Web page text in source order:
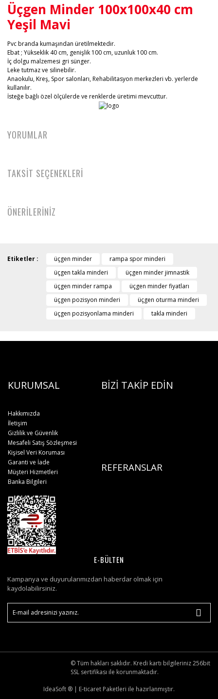
Üçgen Minder 100x100x40 cm
Yeşil Mavi
Pvc branda kumaşından üretilmektedir.
Ebat ; Yükseklik 40 cm, genişlik 100 cm, uzunluk 100 cm.
İç dolgu malzemesi gri sünger.
Leke tutmaz ve silinebilir.
Anaokulu, Kreş, Spor salonları, Rehabilitasyon merkezleri vb. yerlerde
kullanılır.
İsteğe bağlı özel ölçülerde ve renklerde üretimi mevcuttur.
YORUMLAR
TAKSİT SEÇENEKLERİ
ÖNERİLERİNİZ
Etiketler : üçgen minder
rampa spor minderi
üçgen takla minderi
üçgen minder jimnastik
üçgen minder rampa
üçgen minder fiyatları
üçgen pozisyon minderi
üçgen oturma minderi
üçgen pozisyonlama minderi
takla minderi
KURUMSAL BİZİ TAKİP EDİN
Hakkımızda
İletişim
Gizlilik ve Güvenlik
Mesafeli Satış Sözleşmesi
Kişisel Veri Koruması
REFERANSLAR
Garanti ve İade
Müşteri Hizmetleri
Banka Bilgileri
E-BÜLTEN
Kampanya ve duyurularımızdan haberdar olmak için
kaydolabilirsiniz.
© Tüm hakları saklıdır. Kredi kartı bilgileriniz 256bit
SSL sertifikası ile korunmaktadır.
IdeaSoft ® | E-ticaret Paketleri ile hazırlanmıştır.